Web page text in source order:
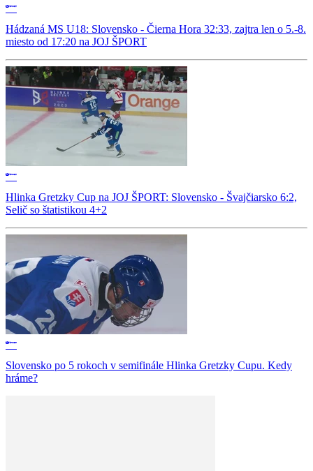
Hádzaná MS U18: Slovensko - Čierna Hora 32:33, zajtra len o 5.-8.
miesto od 17:20 na JOJ ŠPORT
Hlinka Gretzky Cup na JOJ ŠPORT: Slovensko - Švajčiarsko 6:2,
Selič so štatistikou 4+2
Slovensko po 5 rokoch v semifinále Hlinka Gretzky Cupu. Kedy
hráme?